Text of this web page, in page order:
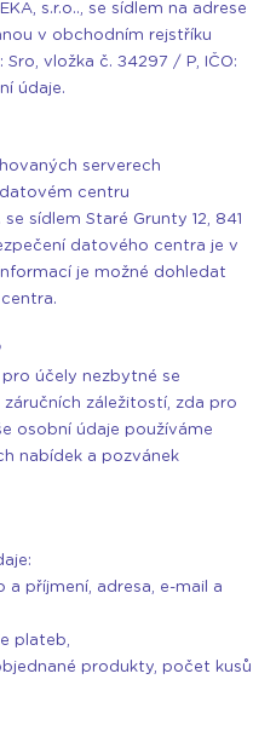
s.r.o.., se sídlem na adrese
v obchodním rejstříku
vložka č. 34297 / P, IČO:
údaje.
serverech
centru
sídlem Staré Grunty 12, 841
datového centra je v
je možné dohledat
účely nezbytné se
záležitostí, zda pro
osobní údaje používáme
nabídek a pozvánek
příjmení, adresa, e-mail a
plateb,
produkty, počet kusů